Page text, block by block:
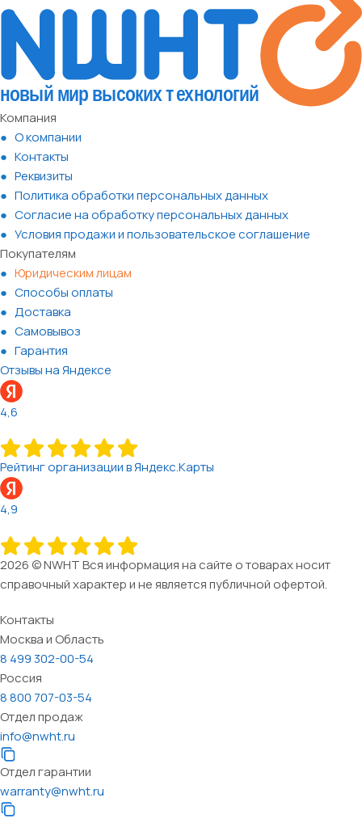
Компания
О компании
Контакты
Реквизиты
Политика обработки персональных данных
Согласие на обработку персональных данных
Условия продажи и пользовательское соглашение
Покупателям
Юридическим лицам
Способы оплаты
Доставка
Самовывоз
Гарантия
Отзывы на Яндексе
4,6
Рейтинг организации в Яндекс.Карты
4,9
2026 © NWHT Вся информация на сайте о товарах носит
справочный характер и не является публичной офертой.
Контакты
Москва и Область
8 499 302-00-54
Россия
8 800 707-03-54
Отдел продаж
info@nwht.ru
Отдел гарантии
warranty@nwht.ru